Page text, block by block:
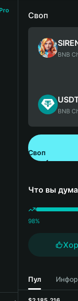
Pro
Своп
BNB
BNB
Своп
Что вы
98%
Пул